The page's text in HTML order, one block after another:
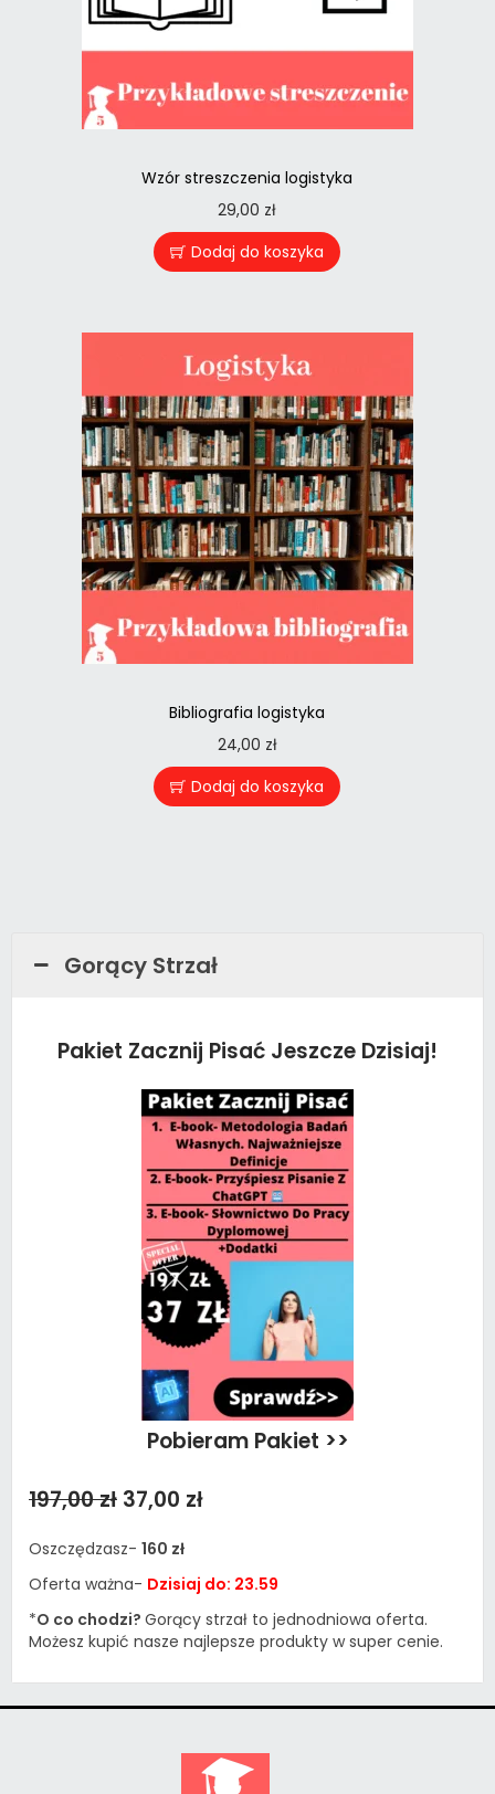
Wzór streszczenia logistyka
29,00 zł
Dodaj do koszyka
Bibliografia logistyka
24,00 zł
Dodaj do koszyka
Gorący Strzał
Pakiet Zacznij Pisać Jeszcze Dzisiaj!
Pobieram Pakiet >>
197,00 zł 37,00 zł
Oszczędzasz- 160 zł
Oferta ważna- Dzisiaj do: 23.59
*O co chodzi? Gorący strzał to jednodniowa oferta.
Możesz kupić nasze najlepsze produkty w super cenie.